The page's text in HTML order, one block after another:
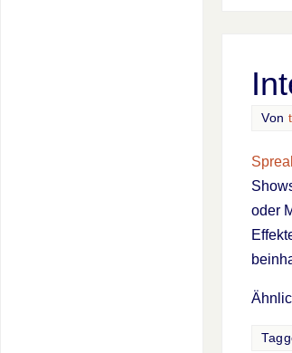
Von
oder